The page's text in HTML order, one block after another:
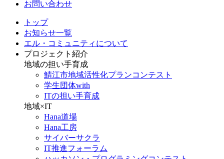
お問い合わせ
トップ
お知らせ一覧
エル・コミュニティについて
プロジェクト紹介
地域の担い手育成
鯖江市地域活性化プランコンテスト
学生団体with
ITの担い手育成
地域×IT
Hana道場
Hana工房
サイバーサクラ
IT推進フォーラム